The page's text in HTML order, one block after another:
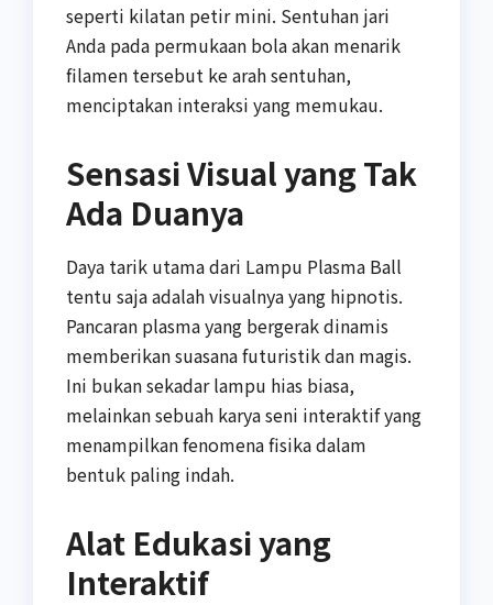
seperti kilatan petir mini. Sentuhan jari
Anda pada permukaan bola akan menarik
filamen tersebut ke arah sentuhan,
menciptakan interaksi yang memukau.
Sensasi Visual yang Tak
Ada Duanya
Daya tarik utama dari Lampu Plasma Ball
tentu saja adalah visualnya yang hipnotis.
Pancaran plasma yang bergerak dinamis
memberikan suasana futuristik dan magis.
Ini bukan sekadar lampu hias biasa,
melainkan sebuah karya seni interaktif yang
menampilkan fenomena fisika dalam
bentuk paling indah.
Alat Edukasi yang
Interaktif